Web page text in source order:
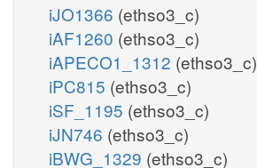
iJO1366 (ethso3_c)
iAF1260 (ethso3_c)
iAPECO1_1312 (ethso3_c)
iPC815 (ethso3_c)
iSF_1195 (ethso3_c)
iJN746 (ethso3_c)
iBWG_1329 (ethso3_c)